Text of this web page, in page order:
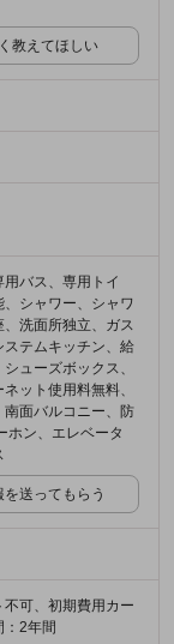
教えてほしい
バス、専用トイ
シャワー、シャワ
洗面所独立、ガス
ステムキッチン、給
ューズボックス、
ット使用料無料、
面バルコニー、防
ホン、エレベータ
送ってもらう
可、初期費用カー
：2年間